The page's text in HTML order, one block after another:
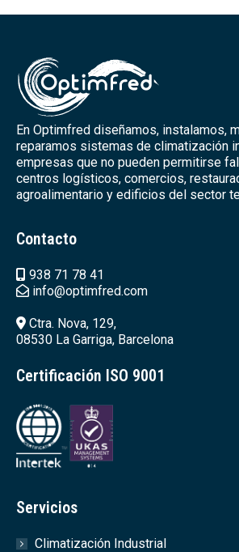
En Optimfred diseñamos, instalamos,
reparamos sistemas de climatización
empresas que no pueden permitirse
centros logísticos, comercios,
agroalimentario y edificios del sector
Contacto
938 71 78 41
info@optimfred.com
Ctra. Nova, 129,
08530 La Garriga, Barcelona
Certificación ISO 9001
Servicios
Climatización Industrial